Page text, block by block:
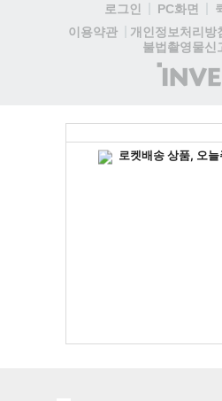
로그인 PC화면
이용약관
개인정보처리방
불법촬영물신
(주)
인